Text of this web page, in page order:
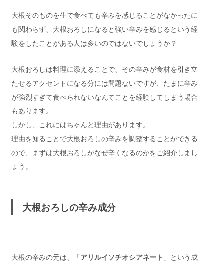
大根そのものを生で食べても辛みを感じることがなかったに
も関わらず、大根おろしになると強い辛みを感じるという経
験をしたことがある人は多いのではないでしょうか？
大根おろしは料理に添えることで、その辛みが食材を引き立
たせるアクセントになる分には問題ないですが、たまに辛み
が強烈すぎて食べられないなんてことを経験してしまう場合
もあります。
しかし、これにはちゃんと理由があります。
理由を知ることで大根おろしの辛みを調整することができる
ので、まずは大根おろしがなぜ辛くなるのかをご紹介しまし
ょう。
大根おろしの辛み成分
大根の辛みの元は、「アリルイソチオシアネート 」という成